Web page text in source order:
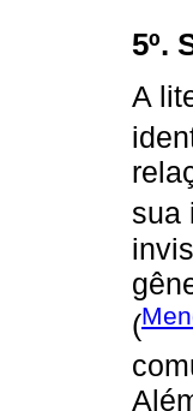
5º.
A
sua
(